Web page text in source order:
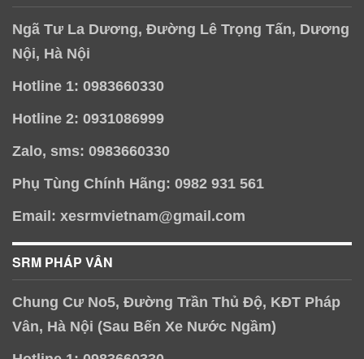
Ngã Tư La Dương, Đường Lê Trọng Tấn, Dương
Nội, Hà Nội
Hotline 1: 0983660330
Hotline 2: 0931086999
Zalo, sms: 0983660330
Phụ Tùng Chính Hãng: 0982 931 561
Email: xesrmvietnam@gmail.com
SRM PHÁP VÂN
Chung Cư No5, Đường Trần Thủ Độ, KĐT Pháp
Vân, Hà Nội (Sau Bến Xe Nước Ngầm)